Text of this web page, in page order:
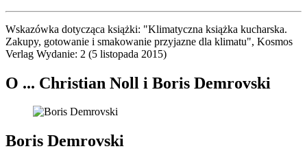
Wskazówka dotycząca książki: "Klimatyczna książka kucharska.
Zakupy, gotowanie i smakowanie przyjazne dla klimatu", Kosmos
Verlag Wydanie: 2 (5 listopada 2015)
O ... Christian Noll i Boris Demrovski
Boris Demrovski